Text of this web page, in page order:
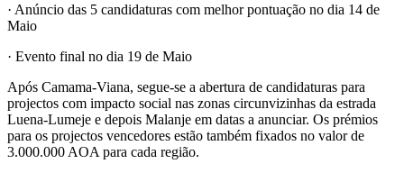
· Anúncio das 5 candidaturas com melhor pontuação no dia 14 de
Maio
· Evento final no dia 19 de Maio
Após Camama-Viana, segue-se a abertura de candidaturas para
projectos com impacto social nas zonas circunvizinhas da estrada
Luena-Lumeje e depois Malanje em datas a anunciar. Os prémios
para os projectos vencedores estão também fixados no valor de
3.000.000 AOA para cada região.